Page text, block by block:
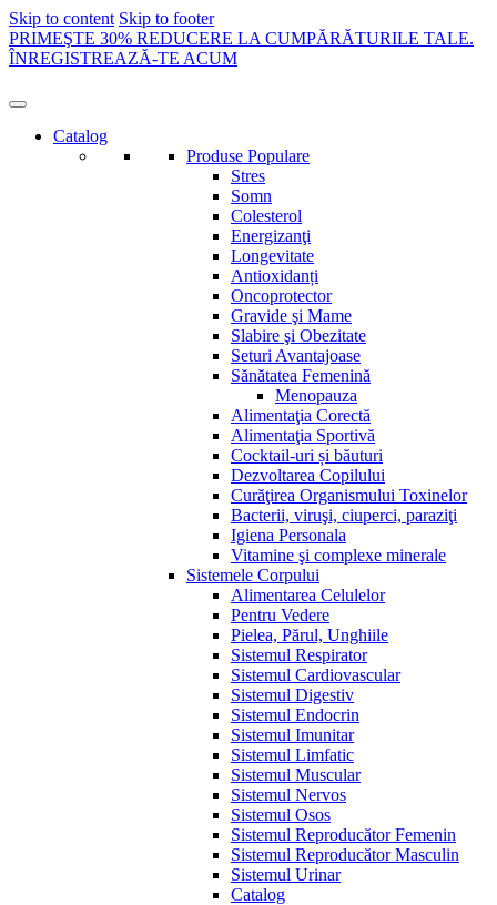
Skip to content Skip to footer
PRIMEŞTE 30% REDUCERE LA CUMPĂRĂTURILE TALE.
ÎNREGISTREAZĂ-TE ACUM
Catalog
Produse Populare
Stres
Somn
Colesterol
Energizanţi
Longevitate
Antioxidanți
Oncoprotector
Gravide şi Mame
Slabire şi Obezitate
Seturi Avantajoase
Sănătatea Femenină
Menopauza
Alimentaţia Corectă
Alimentaţia Sportivă
Cocktail-uri și băuturi
Dezvoltarea Copilului
Curăţirea Organismului Toxinelor
Bacterii, viruşi, ciuperci, paraziţi
Igiena Personala
Vitamine şi complexe minerale
Sistemele Corpului
Alimentarea Celulelor
Pentru Vedere
Pielea, Părul, Unghiile
Sistemul Respirator
Sistemul Cardiovascular
Sistemul Digestiv
Sistemul Endocrin
Sistemul Imunitar
Sistemul Limfatic
Sistemul Muscular
Sistemul Nervos
Sistemul Osos
Sistemul Reproducător Femenin
Sistemul Reproducător Masculin
Sistemul Urinar
Catalog